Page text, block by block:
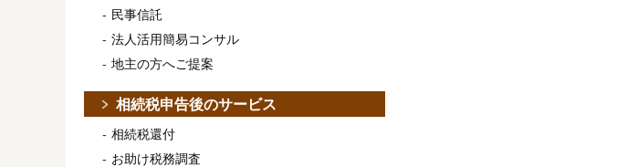
民事信託
法人活用簡易コンサル
地主の方へご提案
相続税申告後のサービス
相続税還付
お助け税務調査